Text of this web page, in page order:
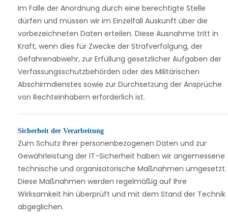
Im Falle der Anordnung durch eine berechtigte Stelle
dürfen und müssen wir im Einzelfall Auskunft über die
vorbezeichneten Daten erteilen. Diese Ausnahme tritt in
Kraft, wenn dies für Zwecke der Strafverfolgung, der
Gefahrenabwehr, zur Erfüllung gesetzlicher Aufgaben der
Verfassungsschutzbehörden oder des Militärischen
Abschirmdienstes sowie zur Durchsetzung der Ansprüche
von Rechteinhabern erforderlich ist.
Sicherheit der Verarbeitung
Zum Schutz Ihrer personenbezogenen Daten und zur
Gewährleistung der IT-Sicherheit haben wir angemessene
technische und organisatorische Maßnahmen umgesetzt.
Diese Maßnahmen werden regelmäßig auf Ihre
Wirksamkeit hin überprüft und mit dem Stand der Technik
abgeglichen.